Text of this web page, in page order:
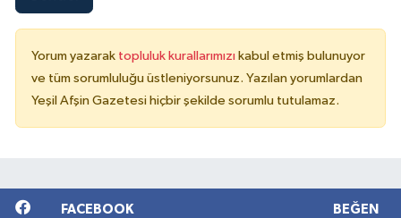
Yorum yazarak topluluk kurallarımızı kabul etmiş bulunuyor
ve tüm sorumluluğu üstleniyorsunuz. Yazılan yorumlardan
Yeşil Afşin Gazetesi hiçbir şekilde sorumlu tutulamaz.
FACEBOOK BEĞEN